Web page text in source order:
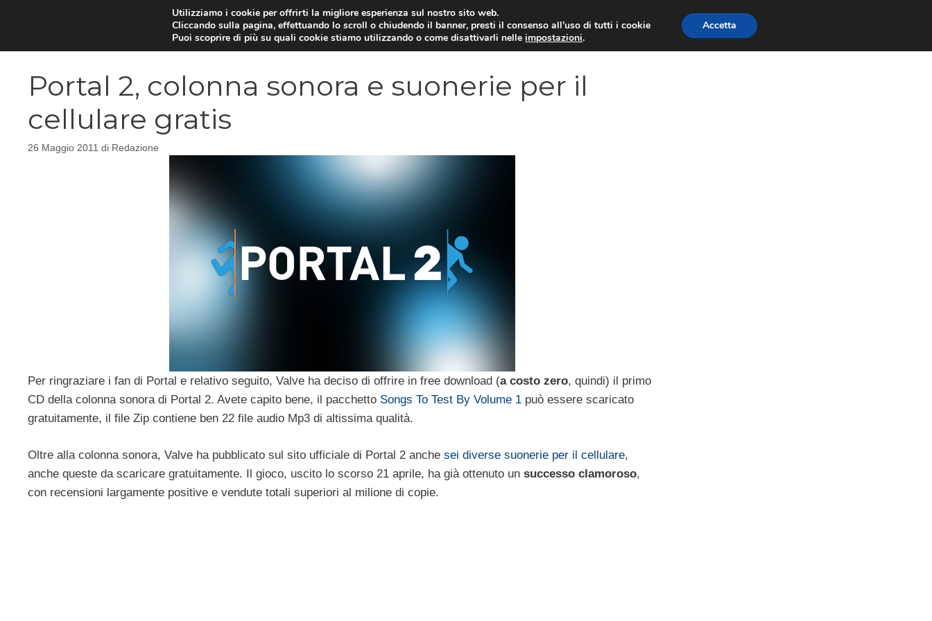
VIDEOGIOCHI NEWS RECENSIONI TRAILER GIOCHI
Portal 2, colonna sonora e suonerie per il
cellulare gratis
26 Maggio 2011 di Redazione
Per ringraziare i fan di Portal e relativo seguito, Valve ha deciso di offrire in free download (a costo zero, quindi) il primo
CD della colonna sonora di Portal 2. Avete capito bene, il pacchetto Songs To Test By Volume 1 può essere scaricato
gratuitamente, il file Zip contiene ben 22 file audio Mp3 di altissima qualità.
Oltre alla colonna sonora, Valve ha pubblicato sul sito ufficiale di Portal 2 anche sei diverse suonerie per il cellulare,
anche queste da scaricare gratuitamente. Il gioco, uscito lo scorso 21 aprile, ha già ottenuto un successo clamoroso,
con recensioni largamente positive e vendute totali superiori al milione di copie.
Utilizziamo i cookie per offrirti la migliore esperienza sul nostro sito web.
Cliccando sulla pagina, effettuando lo scroll o chiudendo il banner, presti il consenso all’uso di tutti i cookie
Puoi scoprire di più su quali cookie stiamo utilizzando o come disattivarli nelleimpostazioni.
Accetta